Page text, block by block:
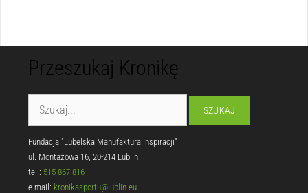
Przeszukaj Kronikę
Fundacja "Lubelska Manufaktura Inspiracji"
ul. Montażowa 16, 20-214 Lublin
tel.: 515 867 816
e-mail: kronikasportu@lublin.eu